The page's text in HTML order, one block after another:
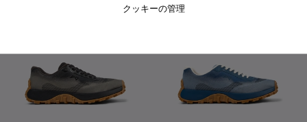
クッキーの管理